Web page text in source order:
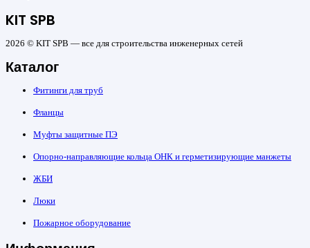
KIT SPB
2026 © KIT SPB — все для строительства инженерных сетей
Каталог
Фитинги для труб
Фланцы
Муфты защитные ПЭ
Опорно-направляющие кольца ОНК и герметизирующие манжеты
ЖБИ
Люки
Пожарное оборудование